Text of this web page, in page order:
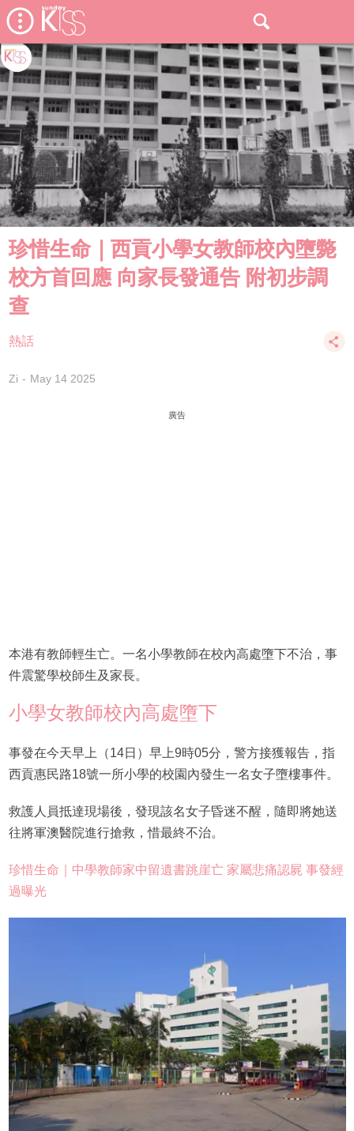
珍惜生命｜西貢小學女教師校內墮斃
校方首回應 向家長發通告 附初步調
查
熱話
Zi May 14 2025
廣告
本港有教師輕生亡。一名小學教師在校內高處墮下不治，事
件震驚學校師生及家長。
小學女教師校內高處墮下
事發在今天早上（14日）早上9時05分，警方接獲報告，指
西貢惠民路18號一所小學的校園內發生一名女子墮樓事件。
救護人員抵達現場後，發現該名女子昏迷不醒，隨即將她送
往將軍澳醫院進行搶救，惜最終不治。
珍惜生命｜中學教師家中留遺書跳崖亡 家屬悲痛認屍 事發經
過曝光